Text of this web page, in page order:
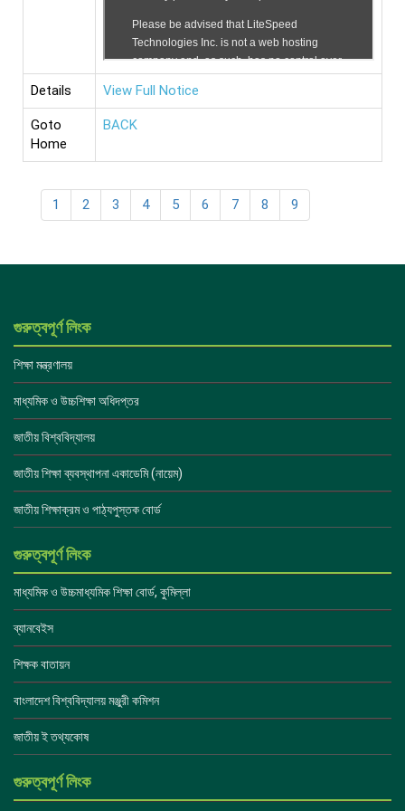
Details View Full Notice
Goto
Home
BACK
1 2 3 4 5 6 7 8 9
গুরুত্বপূর্ণ লিংক
শিক্ষা মন্ত্রণালয়
মাধ্যমিক ও উচ্চশিক্ষা অধিদপ্তর
জাতীয় বিশ্ববিদ্যালয়
জাতীয় শিক্ষা ব্যবস্থাপনা একাডেমি (নায়েম)
জাতীয় শিক্ষাক্রম ও পাঠ্যপুস্তক বোর্ড
গুরুত্বপূর্ণ লিংক
মাধ্যমিক ও উচ্চমাধ্যমিক শিক্ষা বোর্ড, কুমিল্লা
ব্যানবেইস
শিক্ষক বাতায়ন
বাংলাদেশ বিশ্ববিদ্যালয় মঞ্জুরী কমিশন
জাতীয় ই তথ্যকোষ
গুরুত্বপূর্ণ লিংক